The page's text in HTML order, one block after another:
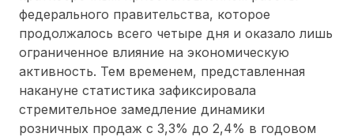
федерального правительства, которое
продолжалось всего четыре дня и оказало лишь
ограниченное влияние на экономическую
активность. Тем временем, представленная
накануне статистика зафиксировала
стремительное замедление динамики
розничных продаж с 3,3% до 2,4% в годовом